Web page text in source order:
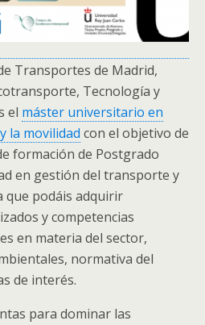
Transportes de Madrid,
Tecnología y
el máster universitario en
la movilidad con el objetivo de
formación de Postgrado
en gestión del transporte y
que podáis adquirir
y competencias
en materia del sector,
normativa del
de interés.
para dominar las